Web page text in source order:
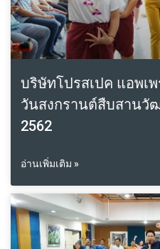
บริษัทโปรสเปค แอพเ
วันสงกรานต์สืบสานวั
2562
อ่านเพิ่มเติม »